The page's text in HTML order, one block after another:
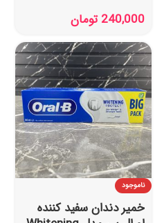
240,000 تومان
ناموجود
خمیر دندان سفید کننده